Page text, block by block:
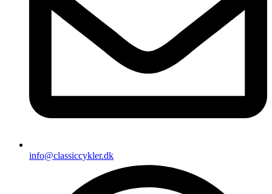
info@classiccykler.dk